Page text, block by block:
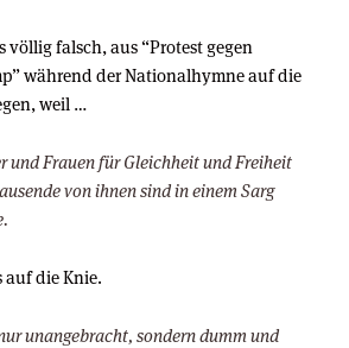
völlig falsch, aus “Protest gegen
während der Nationalhymne auf die
weil …
und Frauen für Gleichheit und Freiheit
von ihnen sind in einem Sarg
die Knie.
unangebracht, sondern dumm und